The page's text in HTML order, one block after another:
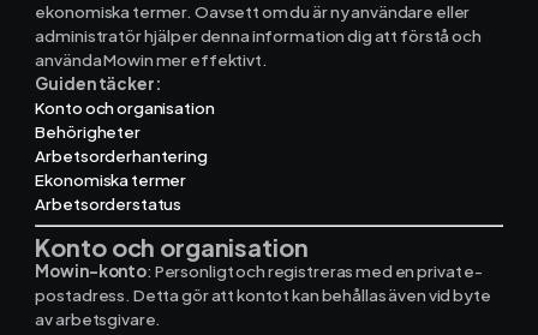
Prova Mowin 30 DAGAR
Fortnox
ekonomiska termer. Oavsett om du är ny användare eller
administratör hjälper denna information dig att förstå och
använda Mowin mer effektivt.
Guiden täcker:
Konto och organisation
Behörigheter
Arbetsorderhantering
Ekonomiska termer
Arbetsorderstatus
Konto och organisation
Mowin-konto: Personligt och registreras med en privat e-
postadress. Detta gör att kontot kan behållas även vid byte
av arbetsgivare.